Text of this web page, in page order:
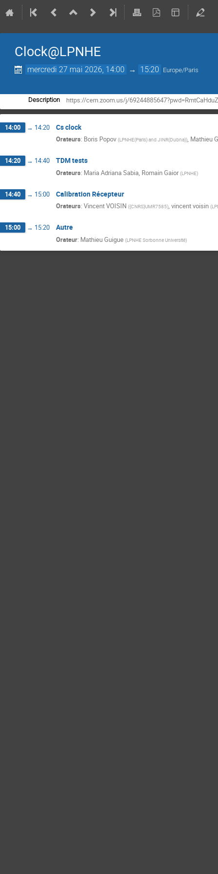
Clock@LPNHE
mercredi 27 mai 2026, 14:00 → 15:20 Europe/Paris
Description https://cern.zoom.us/j/
14:00 → 14:20 Cs clock
Orateurs: Boris Popov (LPNHE(Paris) and JINR(Dubna)), Mathieu
14:20 → 14:40 TDM tests
Orateurs: Maria Adriana Sabia Romain Gaior (LPNHE)
14:40 → 15:00 Calibration Récepteur
Orateurs: Vincent VOISIN ({CNRS}UMR7585), vincent voisin (
15:00 → 15:20 Autre
Orateur: Mathieu Guigue (LPNHE Sorbonne Université)